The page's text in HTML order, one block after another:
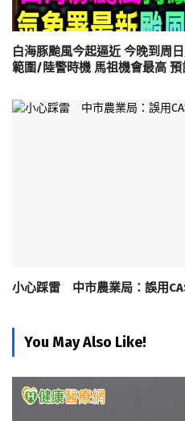
白海豚颱風今起逼近 今晚到周
範圍/陸警時機 馬祖機會最高
小心踩雷 中市農業局：誤用
You May Also Like!